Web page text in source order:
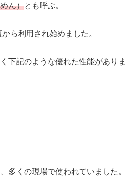
ん）とも呼ぶ。
ら利用され始めました。
下記のような優れた性能がありま
多くの現場で使われていました。